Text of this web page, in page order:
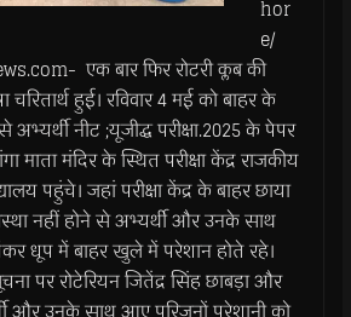
hor
e/
एक बार फिर रोटरी क्लब की
चरितार्थ हुई। रविवार 4 मई को बाहर के
नीट ;यूजीद्ध परीक्षा.2025 के पेपर
माता मंदिर के स्थित परीक्षा केंद्र राजकीय
पहुंचे। जहां परीक्षा केंद्र के बाहर छाया
नहीं होने से अभ्यर्थी और उनके साथ
धूप में बाहर खुले में परेशान होते रहे।
पर रोटेरियन जितेंद्र सिंह छाबड़ा और